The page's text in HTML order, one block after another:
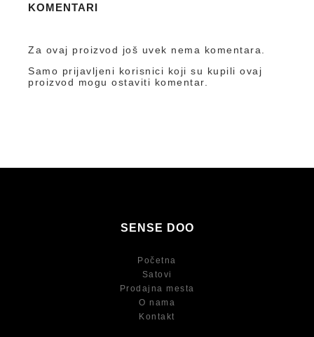
KOMENTARI
Za ovaj proizvod još uvek nema komentara.
Samo prijavljeni korisnici koji su kupili ovaj
proizvod mogu ostaviti komentar.
SENSE DOO
Početna
Satovi
Prodajna mesta
O nama
Kontakt